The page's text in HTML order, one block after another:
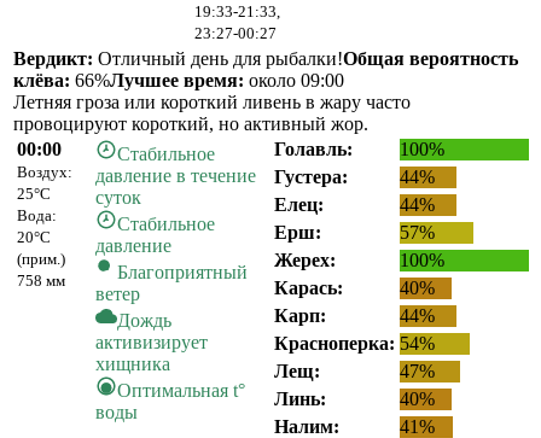
19:33-21:33,
23:27-00:27
Вердикт: Отличный день для рыбалки!Общая вероятность
клёва: 66%Лучшее время: около 09:00
Летняя гроза или короткий ливень в жару часто
провоцируют короткий, но активный жор.
00:00
Воздух:
25°C
Вода:
20°C
(прим.)
758 мм
Стабильное
давление в течение
суток
Стабильное
давление
Благоприятный
ветер
Дождь
активизирует
хищника
Оптимальная t°
воды
Голавль:
100%
Густера:
44%
Елец:
44%
Ерш:
57%
Жерех:
100%
Карась:
40%
Карп:
44%
Красноперка: 54%
Лещ:
47%
Линь:
40%
Налим:
41%